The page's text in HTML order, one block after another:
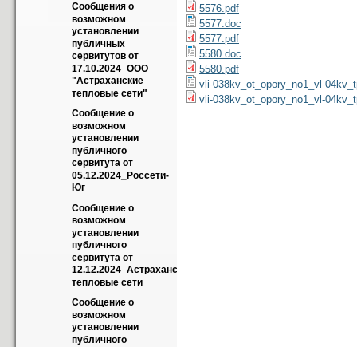
Cообщения о
возможном
установлении
публичных
сервитутов от
17.10.2024_ООО
"Астраханские
тепловые сети"
Сообщение о
возможном
установлении
публичного
сервитута от
05.12.2024_Россети-
Юг
Сообщение о
возможном
установлении
публичного
сервитута от
12.12.2024_Астраханские
тепловые сети
Сообщение о
возможном
установлении
публичного
5576.pdf
5577.doc
5577.pdf
5580.doc
5580.pdf
vli-038kv_ot_opory_no1_vl-
vli-038kv_ot_opory_no1_vl-